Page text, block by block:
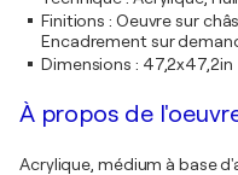
Finitions : Oeuvre sur
Encadrement sur
Dimensions : 47,2x47,2in
À propos de
Acrylique, médium à base